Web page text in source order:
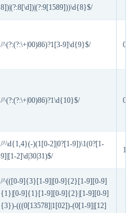
8])|(?:8[\d])|(?:9[1589]))\d{8}$/
/^(?:(?:\+|00)86)?1[3-9]\d{9}$/
/^(?:(?:\+|00)86)?1\d{10}$/
/^\d{1,4}(-)(1[0-2]|0?[1-9])\1(0?[1-
9]|[1-2]\d|30|31)$/
/^(([0-9]{3}[1-9]|[0-9]{2}[1-9][0-9]
{1}|[0-9]{1}[1-9][0-9]{2}|[1-9][0-9]
{3})-(((0[13578]|1[02])-(0[1-9]|[12]